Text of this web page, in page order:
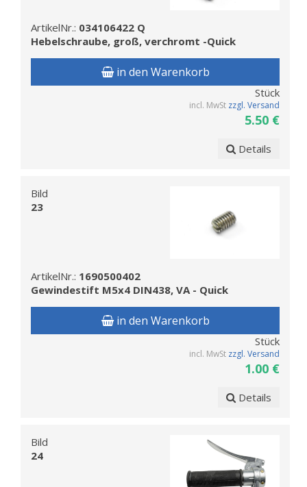
ArtikelNr.: 034106422 Q
Hebelschraube, groß, verchromt -Quick
in den Warenkorb
Stück
incl. MwSt zzgl. Versand
5.50 €
Details
Bild
23
ArtikelNr.: 1690500402
Gewindestift M5x4 DIN438, VA - Quick
in den Warenkorb
Stück
incl. MwSt zzgl. Versand
1.00 €
Details
Bild
24